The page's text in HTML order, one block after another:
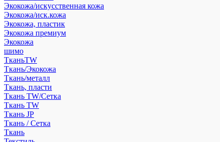
Экокожа/искусственная кожа
Экокожа/иск.кожа
Экокожа, пластик
Экокожа премиум
Экокожа
шимо
ТканьTW
Ткань/Экокожа
Ткань/металл
Ткань, пласти
Ткань TW/Сетка
Ткань TW
Ткань JP
Ткань / Сетка
Ткань